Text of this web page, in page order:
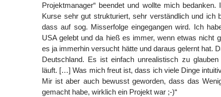
Projektmanager“ beendet und wollte mich bedanken.
Kurse sehr gut strukturiert, sehr verständlich und ich
dass auf sog. Misserfolge eingegangen wird. Ich
USA gelebt und da hieß es immer, wenn etwas nicht
es ja immerhin versucht hätte und daraus gelernt hat.
Deutschland. Es ist einfach unrealistisch zu
läuft. […] Was mich freut ist, dass ich viele Dinge
Mir ist aber auch bewusst geworden, dass das
gemacht habe, wirklich ein Projekt war ;-)“